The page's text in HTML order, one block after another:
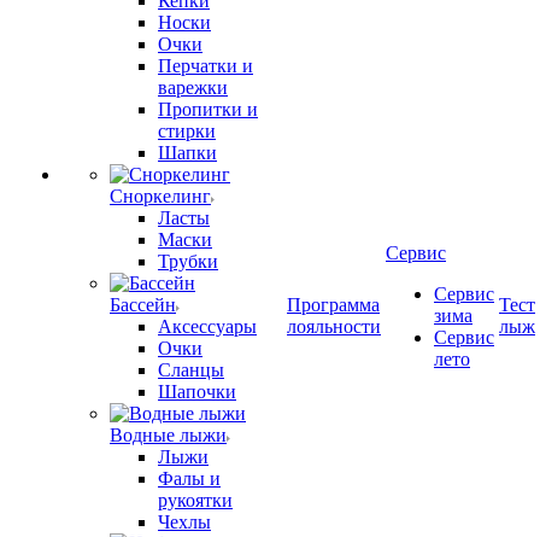
Носки
Очки
Перчатки и
варежки
Пропитки и
стирки
Шапки
Сноркелинг
Ласты
Маски
Трубки
Бассейн
Аксессуары
Очки
Сланцы
Шапочки
Водные лыжи
Лыжи
Фалы и
рукоятки
Чехлы
Программа
лояльности
Сервис
Сервис
зима
Сервис
лето
Тест
лыж